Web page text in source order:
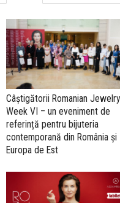
Câștigătorii Romanian Jewelry
Week VI – un eveniment de
referință pentru bijuteria
contemporană din România și
Europa de Est